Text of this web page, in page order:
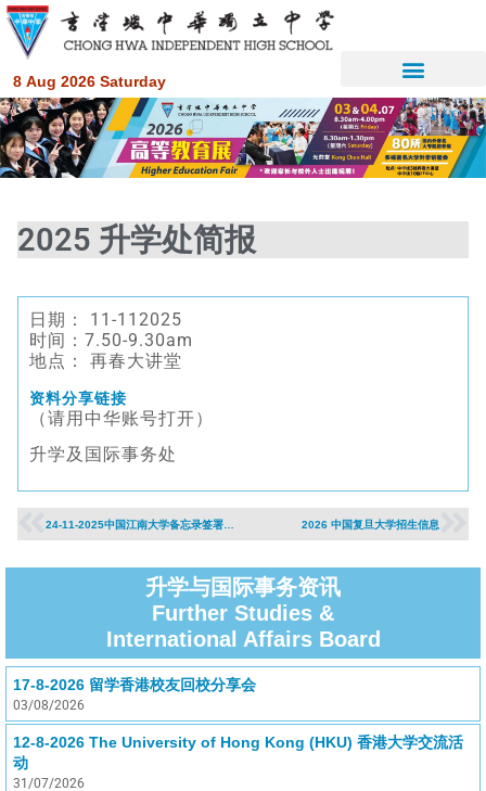
8 Aug 2026 Saturday
2025 升学处简报
日期： 11-112025
时间：7.50-9.30am
地点： 再春大讲堂
资料分享链接
（请用中华账号打开）
升学及国际事务处
2026 中国复旦大学招生信息
升学与国际事务资讯
Further Studies &
International Affairs Board
17-8-2026 留学香港校友回校分享会
03/08/2026
12-8-2026 The University of Hong Kong (HKU) 香港大学交流活
动
31/07/2026